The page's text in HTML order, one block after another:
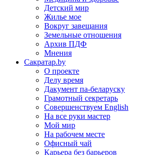
Детский мир
Жилье мое
Вокруг завещания
Земельные отношения
Архив ПДФ
Мнения
Сакратар.by
О проекте
Делу время
Дакумент па-беларуску
Грамотный секретарь
Совершенствуем English
На все руки мастер
Мой мир
На рабочем месте
Офисный чай
Карьера без барьеров